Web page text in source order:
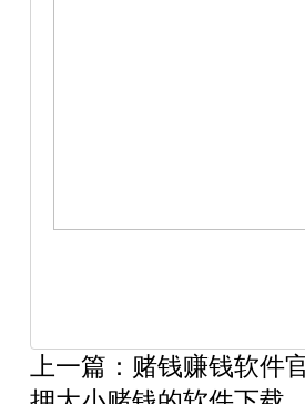
上一篇： 赌钱赚钱软件